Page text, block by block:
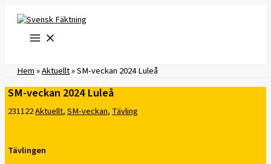
innehåll
Hem»Aktuellt»SM-veckan 2024 Luleå
SM-veckan 2024 Luleå
231122Aktuellt,SM-veckan,Tävling
Tävlingen